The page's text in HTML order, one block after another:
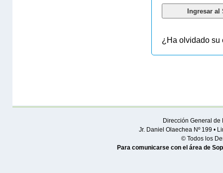
¿Ha olvidado
Dirección General
Jr. Daniel Olaechea Nº 199 •
© Todos los
Para comunicarse con el área de